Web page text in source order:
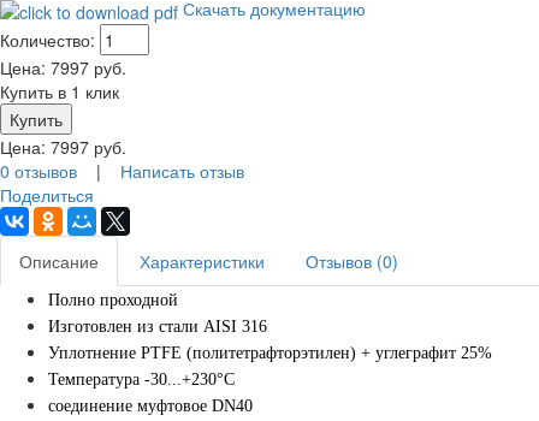
Скачать документацию
Количество:
Цена: 7997 руб.
Купить в 1 клик
Цена: 7997 руб.
0 отзывов | Написать отзыв
Поделиться
Описание Характеристики Отзывов (0)
Полно проходной
Изготовлен из стали AISI 316
Уплотнение PTFE (политетрафторэтилен) + углеграфит 25%
Температура -30...+230°С
соединение муфтовое DN40